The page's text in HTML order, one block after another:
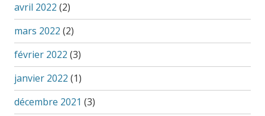
avril 2022 (2)
mars 2022 (2)
février 2022 (3)
janvier 2022 (1)
décembre 2021 (3)